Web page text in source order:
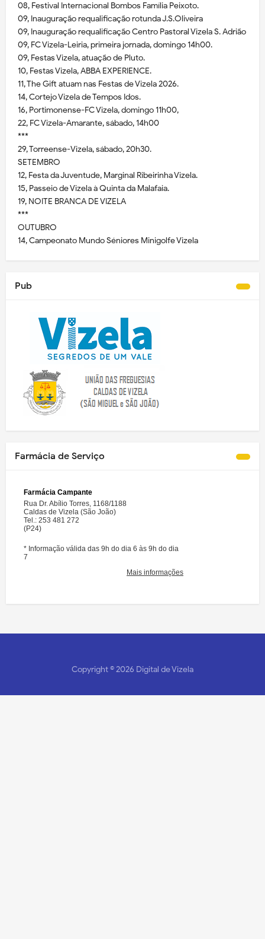
08, Festival Internacional Bombos Família Peixoto.
09, Inauguração requalificação rotunda J.S.Oliveira
09, Inauguração requalificação Centro Pastoral Vizela S. Adrião
09, FC Vizela-Leiria, primeira jornada, domingo 14h00.
09, Festas Vizela, atuação de Pluto.
10, Festas Vizela, ABBA EXPERIENCE.
11, The Gift atuam nas Festas de Vizela 2026.
14, Cortejo Vizela de Tempos Idos.
16, Portimonense-FC Vizela, domingo 11h00,
22, FC Vizela-Amarante, sábado, 14h00
***
29, Torreense-Vizela, sábado, 20h30.
SETEMBRO
12, Festa da Juventude, Marginal Ribeirinha Vizela.
15, Passeio de Vizela à Quinta da Malafaia.
19, NOITE BRANCA DE VIZELA
***
OUTUBRO
14, Campeonato Mundo Séniores Minigolfe Vizela
Pub
Farmácia de Serviço
Copyright ©2026 Digital de Vizela